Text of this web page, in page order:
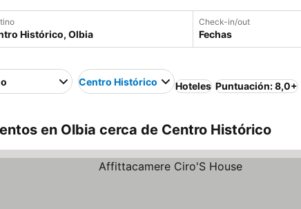
Check-in/out
Fechas
Centro Histórico Hoteles Puntuación: 8,0+
en Olbia cerca de Centro Histórico